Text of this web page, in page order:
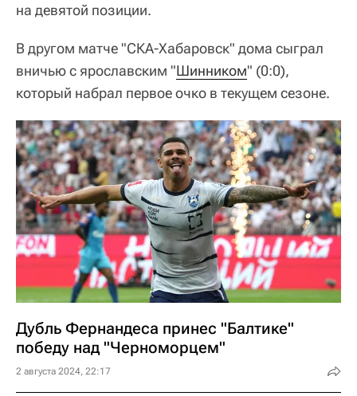
на девятой позиции.
В другом матче "СКА-Хабаровск" дома сыграл
вничью с ярославским "Шинником" (0:0),
который набрал первое очко в текущем сезоне.
Дубль Фернандеса принес "Балтике"
победу над "Черноморцем"
2 августа 2024, 22:17